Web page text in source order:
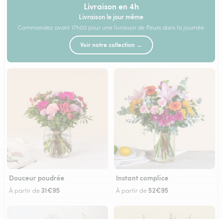
Livraison en 4h
Livraison le jour même
Commandez avant 17h00 pour une livraison de fleurs dans la journée
Voir notre collection →
Douceur poudrée
À partir de 31€95
Instant complice
À partir de 52€95